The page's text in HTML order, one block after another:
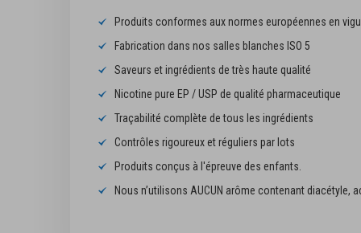
Produits conformes aux normes européennes en
Fabrication dans nos salles blanches ISO 5
Saveurs et ingrédients de très haute qualité
Nicotine pure EP / USP de qualité pharmaceutique
Traçabilité complète de tous les ingrédients
Contrôles rigoureux et réguliers par lots
Produits conçus à l'épreuve des enfants.
Nous n’utilisons AUCUN arôme contenant diacétyle,